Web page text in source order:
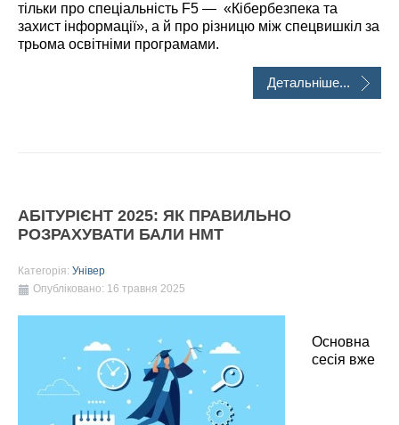
тільки про спеціальність F5 — «Кібербезпека та
захист інформації», а й про різницю між спецвишкіл за
трьома освітніми програмами.
Детальніше...
АБІТУРІЄНТ 2025: ЯК ПРАВИЛЬНО
РОЗРАХУВАТИ БАЛИ НМТ
Категорія: Універ
Опубліковано: 16 травня 2025
Основна
сесія вже